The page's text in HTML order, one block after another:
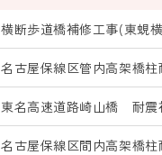
横断歩道橋補修工事(東蜆
名古屋保線区管内高架橋
東名高速道路崎山橋 耐震
名古屋保線区間内高架橋